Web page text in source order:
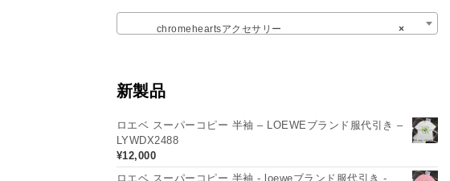
×
chromeheartsアクセサリー
新製品
ロエベ スーパーコピー 半袖 – LOEWEブランド服代引き –
LYWDX2488
¥12,000
ロエベ スーパーコピー 半袖 - loeweブランド服代引き -